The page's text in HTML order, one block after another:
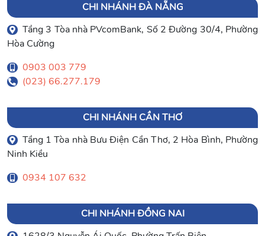
CHI NHÁNH ĐÀ NẴNG
Tầng 3 Tòa nhà PVcomBank, Số 2 Đường 30/4, Phường
Hòa Cường
0903 003 779
(023) 66.277.179
CHI NHÁNH CẦN THƠ
Tầng 1 Tòa nhà Bưu Điện Cần Thơ, 2 Hòa Bình, Phường
Ninh Kiều
0934 107 632
CHI NHÁNH ĐỒNG NAI